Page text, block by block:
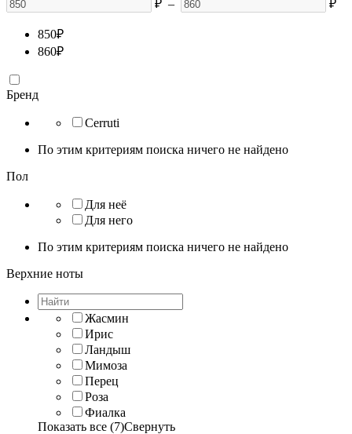
₽ – ₽
850₽
860₽
Бренд
Cerruti
По этим критериям поиска ничего не найдено
Пол
Для неё
Для него
По этим критериям поиска ничего не найдено
Верхние ноты
Жасмин
Ирис
Ландыш
Мимоза
Перец
Роза
Фиалка
Показать все (7)Свернуть